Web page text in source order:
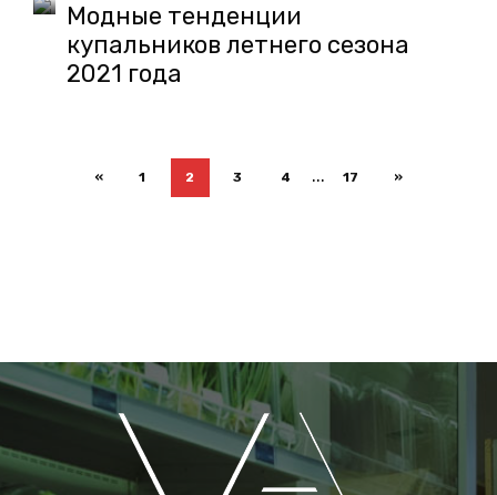
Модные тенденции
купальников летнего сезона
2021 года
« 1 2 3 4 ... 17 »